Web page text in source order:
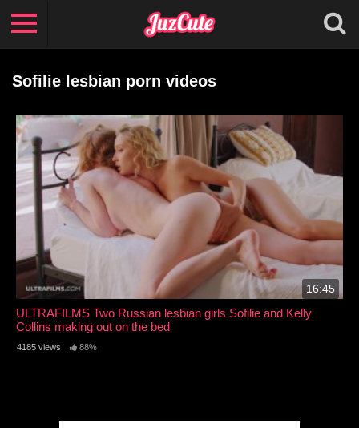
Sofilie lesbian porn videos
16:45
ULTRAFILMS Two Russian lesbian girls Sofilie and Kelly
Collins making out on the bed
4185 views 88%